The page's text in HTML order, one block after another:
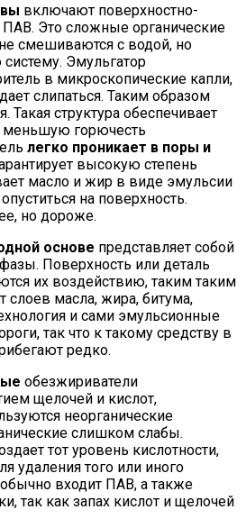
включают поверхностно-
Это сложные органические
смешиваются с водой, но
Эмульгатор
в микроскопические капли,
слипаться. Таким образом
Такая структура обеспечивает
меньшую горючесть
легко проникает в поры и
высокую степень
масло и жир в виде эмульсии
на поверхность.
но дороже.
основе представляет собой
Поверхность или деталь
их воздействию, таким таким
слоев масла, жира, битума,
и сами эмульсионные
так что к такому средству в
редко.
обезжириватели
щелочей и кислот,
неорганические
слишком слабы.
тот уровень кислотности,
удаления того или иного
обычно входит ПАВ, а также
так как запах кислот и щелочей